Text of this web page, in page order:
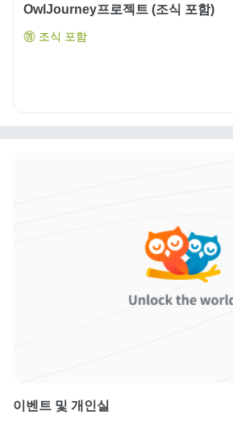
OwlJourney프로젝트 (조식 포함)
조식 포함
이벤트 및 개인실